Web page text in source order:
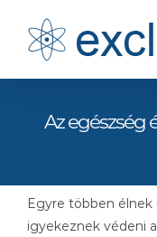
Az egészség
Egyre többen
igyekeznek védeni